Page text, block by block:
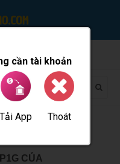
cần tài khoản
Tải App Thoát
CỦA